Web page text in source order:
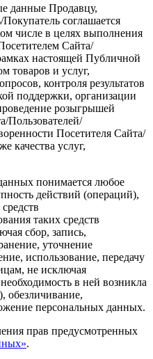
данные Продавцу,
соглашается
числе в целях выполнения
Сайта/
настоящей Публичной
товаров и услуг,
контроля результатов
поддержки, организации
розыгрышей
Пользователей/
Посетителя Сайта/
качества услуг,
понимается любое
действий (операций),
таких средств
сбор, запись,
уточнение
использование, передачу
не исключая
в ней возникла
обезличивание,
персональных данных.
прав предусмотренных
.